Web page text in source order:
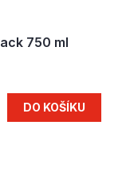
750 ml
DO KOŠÍKU